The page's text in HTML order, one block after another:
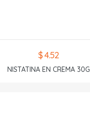
$ 4.52
NISTATINA EN CREMA 30G